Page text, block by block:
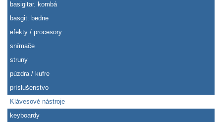
basigitar. kombá
basgit. bedne
efekty / procesory
snímače
struny
púzdra / kufre
príslušenstvo
Klávesové nástroje
keyboardy